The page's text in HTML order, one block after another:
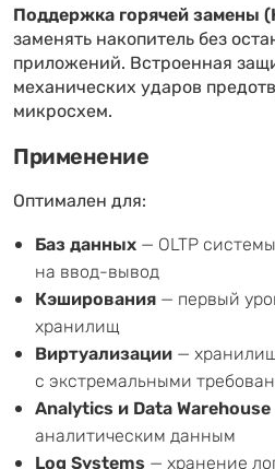
Поддержка горячей замены
заменять накопитель без
приложений. Встроенная
механических ударов
микросхем.
Применение
Оптимален для:
Баз данных — OLTP
на ввод-вывод
Кэширования — первый
хранилищ
Виртуализации —
с экстремальными
Analytics и Data Warehouse
аналитическим данным
Log Systems — хранение